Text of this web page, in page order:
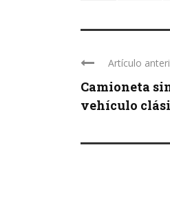
Artículo
Camioneta
vehículo